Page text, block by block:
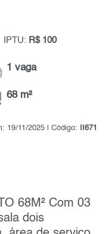
IPTU: R$ 100
1 vaga
68 m²
19/11/2025 | Código: II671
68M² Com 03
dois